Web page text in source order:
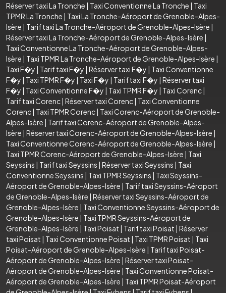
Réserver taxi La Tronche | Taxi Conventionne La Tronche | Taxi
TPMR La Tronche | Taxi La Tronche-Aéroport de Grenoble-Alpes-
Isère | Tarif taxi La Tronche-Aéroport de Grenoble-Alpes-Isère |
Réserver taxi La Tronche-Aéroport de Grenoble-Alpes-Isère |
Taxi Conventionne La Tronche-Aéroport de Grenoble-Alpes-
Isère | Taxi TPMR La Tronche-Aéroport de Grenoble-Alpes-Isère |
Taxi F�y | Tarif taxi F�y | Réserver taxi F�y | Taxi Conventionne
F�y | Taxi TPMR F�y | Taxi F�y | Tarif taxi F�y | Réserver taxi
F�y | Taxi Conventionne F�y | Taxi TPMR F�y | Taxi Corenc|
Tarif taxi Corenc| Réserver taxi Corenc| Taxi Conventionne
Corenc| Taxi TPMR Corenc| Taxi Corenc-Aéroport de Grenoble-
Alpes-Isère | Tarif taxi Corenc-Aéroport de Grenoble-Alpes-
Isère | Réserver taxi Corenc-Aéroport de Grenoble-Alpes-Isère |
Taxi Conventionne Corenc-Aéroport de Grenoble-Alpes-Isère |
Taxi TPMR Corenc-Aéroport de Grenoble-Alpes-Isère | Taxi
Seyssins | Tarif taxi Seyssins | Réserver taxi Seyssins | Taxi
Conventionne Seyssins | Taxi TPMR Seyssins | Taxi Seyssins-
Aéroport de Grenoble-Alpes-Isère | Tarif taxi Seyssins-Aéroport
de Grenoble-Alpes-Isère | Réserver taxi Seyssins-Aéroport de
Grenoble-Alpes-Isère | Taxi Conventionne Seyssins-Aéroport de
Grenoble-Alpes-Isère | Taxi TPMR Seyssins-Aéroport de
Grenoble-Alpes-Isère | Taxi Poisat | Tarif taxi Poisat | Réserver
taxi Poisat | Taxi Conventionne Poisat | Taxi TPMR Poisat | Taxi
Poisat-Aéroport de Grenoble-Alpes-Isère | Tarif taxi Poisat-
Aéroport de Grenoble-Alpes-Isère | Réserver taxi Poisat-
Aéroport de Grenoble-Alpes-Isère | Taxi Conventionne Poisat-
Aéroport de Grenoble-Alpes-Isère | Taxi TPMR Poisat-Aéroport